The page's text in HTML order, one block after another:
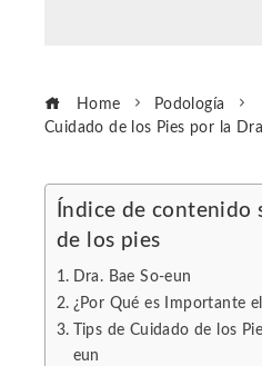
Home
Podología
Cuidado de los Pies por la
Índice de contenido
de los pies
Dra. Bae So-eun
¿Por Qué es Importante
Tips de Cuidado de los
eun